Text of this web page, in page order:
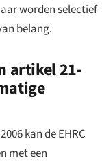
worden selectief
belang.
artikel 21-
kan de EHRC
met een